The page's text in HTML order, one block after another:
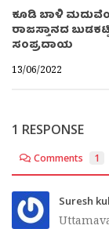
ಕೂಡಿ ಬಾಳಿ
ರಾಜಸ್ತಾನದ
ಸಂಪ್ರದಾಯ
13/06/2022
1 RESPONSE
Comments 1
Suresh